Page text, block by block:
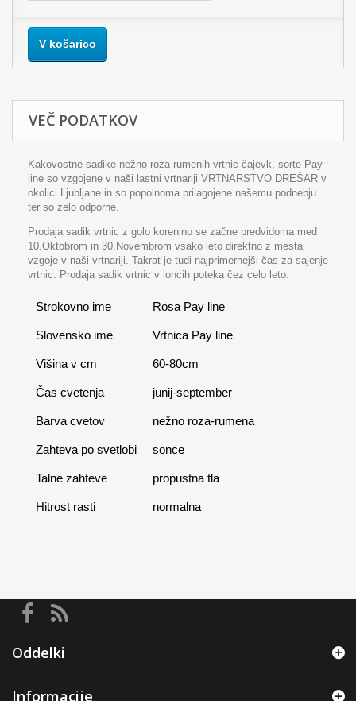
V košarico
VEČ PODATKOV
Kakovostne sadike nežno roza rumenih vrtnic čajevk, sorte Pay
line so vzgojene v naši lastni vrtnariji VRTNARSTVO DREŠAR v
okolici Ljubljane in so popolnoma prilagojene našemu podnebju
ter so zelo odporne.
Prodaja sadik vrtnic z golo korenino se začne predvidoma med
10.Oktobrom in 30.Novembrom vsako leto direktno z mesta
vzgoje v naši vrtnariji. Takrat je tudi najprimernejši čas za sajenje
vrtnic. Prodaja sadik vrtnic v loncih poteka čez celo leto.
Strokovno ime Rosa Pay line
Slovensko ime Vrtnica Pay line
Višina v cm 60-80cm
Čas cvetenja junij-september
Barva cvetov nežno roza-rumena
Zahteva po svetlobi sonce
Talne zahteve propustna tla
Hitrost rasti normalna
Oddelki
Informacije